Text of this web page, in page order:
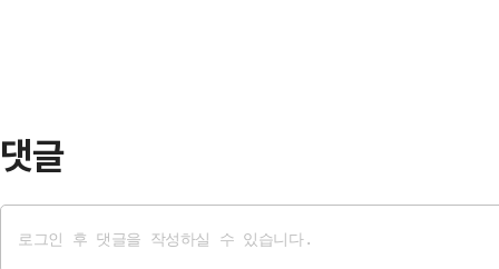
댓글